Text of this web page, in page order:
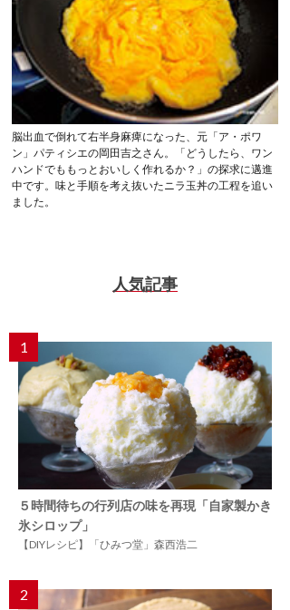
脳出血で倒れて右半身麻痺になった、元「ア・ポワ
ン」パティシエの岡田吉之さん。「どうしたら、ワン
ハンドでももっとおいしく作れるか？」の探求に邁進
中です。味と手順を考え抜いたニラ玉丼の工程を追い
ました。
人気記事
1
５時間待ちの行列店の味を再現「自家製かき
氷シロップ」
【DIYレシピ】「ひみつ堂」森西浩二
2